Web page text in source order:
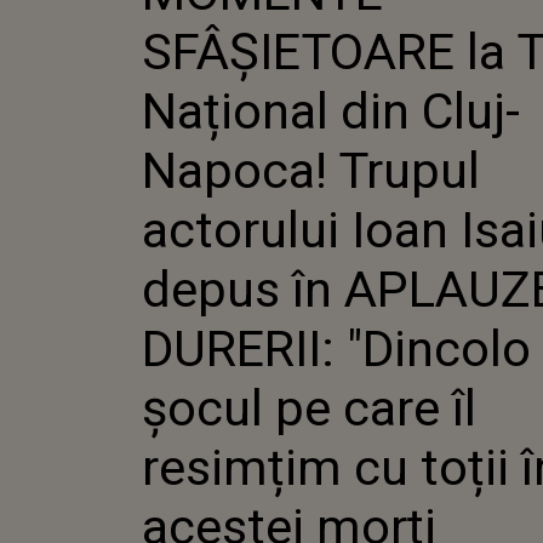
IOAN
"DINCOLO
CARE ÎL
TOȚII ÎN
MORȚI
ÎNTINDE
SFÂȘIETOARE la
Național din Cluj-
Napoca! Trupul
actorului Ioan
depus în
DURERII:
șocul pe care îl
resimțim cu toții
acestei morți